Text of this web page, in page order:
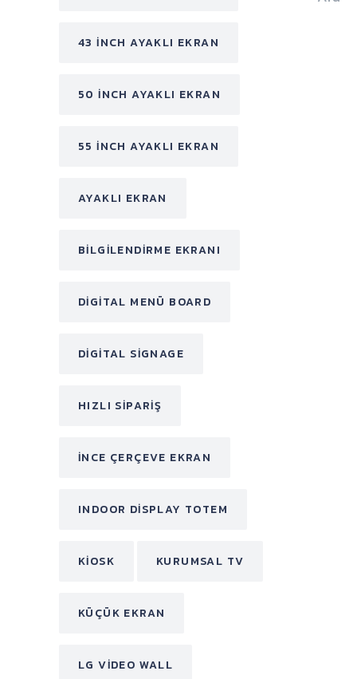
43 INCH AYAKLI EKRAN
50 INCH AYAKLI EKRAN
55 INCH AYAKLI EKRAN
AYAKLI EKRAN
BILGILENDIRME EKRANI
DIGITAL MENÜ BOARD
DIGITAL SIGNAGE
HIZLI SIPARIŞ
INCE ÇERÇEVE EKRAN
INDOOR DISPLAY TOTEM
KIOSK KURUMSAL TV
KÜÇÜK EKRAN
LG VIDEO WALL